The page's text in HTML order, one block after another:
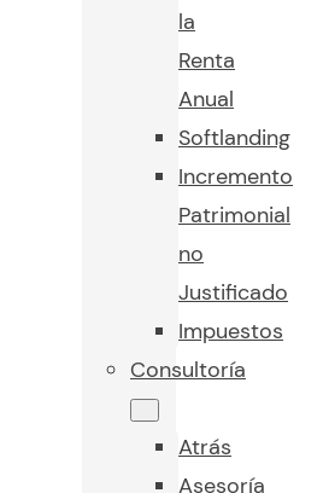
la
Renta
Anual
Softlanding
Incremento
Patrimonial
no
Justificado
Impuestos
Consultoría
Atrás
Asesoría